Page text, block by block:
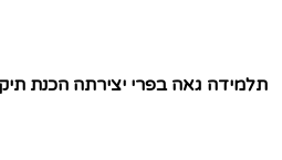
תלמידה גאה בפרי יצירתה הכנת